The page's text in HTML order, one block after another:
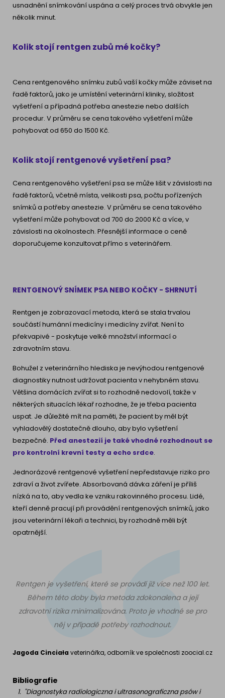
usnadnění snímkování uspána a celý proces trvá obvykle jen
několik minut.
Kolik stojí rentgen zubů mé kočky?
Cena rentgenového snímku zubů vaší kočky může záviset na
řadě faktorů, jako je umístění veterinární kliniky, složitost
vyšetření a případná potřeba anestezie nebo dalších
procedur. V průměru se cena takového vyšetření může
pohybovat od 650 do 1500 Kč.
Kolik stojí rentgenové vyšetření psa?
Cena rentgenového vyšetření psa se může lišit v závislosti na
řadě faktorů, včetně místa, velikosti psa, počtu pořízených
snímků a potřeby anestezie. V průměru se cena takového
vyšetření může pohybovat od 700 do 2000 Kč a více, v
závislosti na okolnostech. Přesnější informace o ceně
doporučujeme konzultovat přímo s veterinářem.
RENTGENOVÝ SNÍMEK PSA NEBO KOČKY - SHRNUTÍ
Rentgen je zobrazovací metoda, která se stala trvalou
součástí humánní medicíny i medicíny zvířat. Není to
překvapivé - poskytuje velké množství informací o
zdravotním stavu.
Bohužel z veterinárního hlediska je nevýhodou rentgenové
diagnostiky nutnost udržovat pacienta v nehybném stavu.
Většina domácích zvířat si to rozhodně nedovolí, takže v
některých situacích lékař rozhodne, že je třeba pacienta
uspat. Je důležité mít na paměti, že pacient by měl být
vyhladovělý dostatečně dlouho, aby bylo vyšetření
bezpečné. Před anestezií je také vhodné rozhodnout se
pro kontrolní krevní testy a echo srdce.
Jednorázové rentgenové vyšetření nepředstavuje riziko pro
zdraví a život zvířete. Absorbovaná dávka záření je příliš
nízká na to, aby vedla ke vzniku rakovinného procesu. Lidé,
kteří denně pracují při provádění rentgenových snímků, jako
jsou veterinární lékaři a technici, by rozhodně měli být
opatrnější.
Rentgen je vyšetření, které se provádí již více než 100 let.
Během této doby byla metoda zdokonalena a její
zdravotní rizika minimalizována. Proto je vhodné se pro
něj v případě potřeby rozhodnout.
Jagoda Cinciała veterinářka, odborník ve společnosti zoocial.cz
Bibliografie
"Diagnostyka radiologiczna i ultrasonograficzna psów i